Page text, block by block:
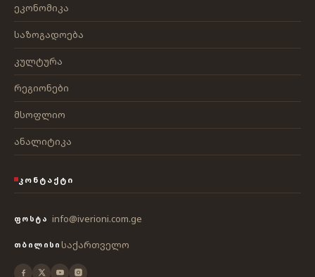
ეკონომიკა
საზოგადოება
კულტურა
რეგიონები
მსოფლიო
ანალიტიკა
ᲙᲝᲜᲢᲐᲥᲢᲘ
ᲤᲝᲡᲢᲐ info@iverioni.com.ge
ᲗᲑᲘᲚᲘᲡᲘ საქართველო